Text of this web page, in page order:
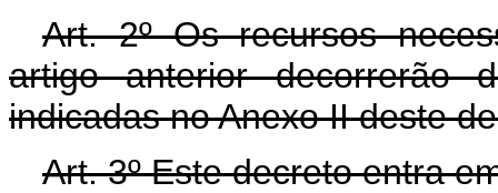
Art. 2º Os recursos
artigo anterior decorrerão
indicadas no Anexo II deste
Art. 3º Este decreto entra